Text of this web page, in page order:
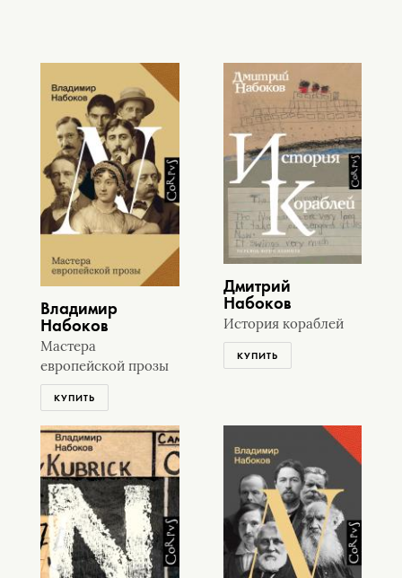
Владимир
Набоков
Мастера
европейской прозы
КУПИТЬ
Дмитрий
Набоков
История кораблей
КУПИТЬ